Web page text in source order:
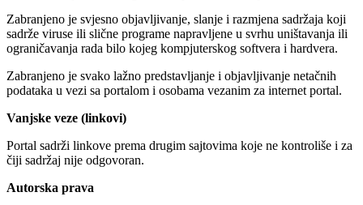
Zabranjeno je svjesno objavljivanje, slanje i razmjena sadržaja koji
sadrže viruse ili slične programe napravljene u svrhu uništavanja ili
ograničavanja rada bilo kojeg kompjuterskog softvera i hardvera.
Zabranjeno je svako lažno predstavljanje i objavljivanje netačnih
podataka u vezi sa portalom i osobama vezanim za internet portal.
Vanjske veze (linkovi)
Portal sadrži linkove prema drugim sajtovima koje ne kontroliše i za
čiji sadržaj nije odgovoran.
Autorska prava